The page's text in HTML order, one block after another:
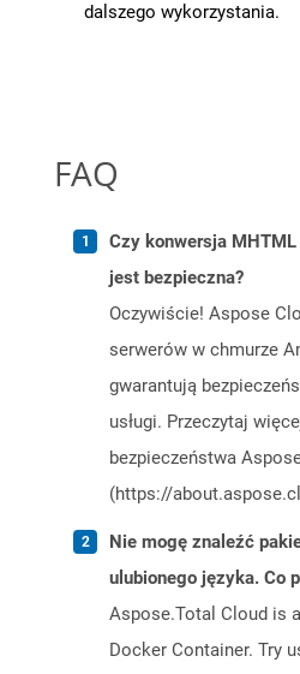
dalszego wykorzystania.
FAQ
Czy konwersja
jest bezpieczna?
Oczywiście! Aspose
serwerów w chmurze
gwarantują
usługi. Przeczytaj
bezpieczeństwa
(https://
Nie mogę znaleźć
ulubionego języka. Co
Aspose.Total Cloud is
Docker Container. Try